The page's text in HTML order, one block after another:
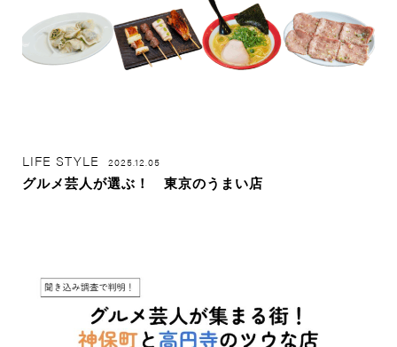
LIFE STYLE 2025.12.05
グルメ芸人が選ぶ！ 東京のうまい店